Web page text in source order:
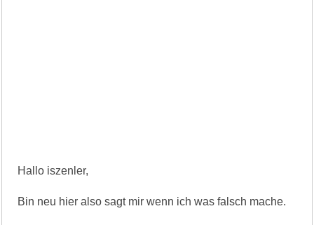
Hallo iszenler,
Bin neu hier also sagt mir wenn ich was falsch mache.